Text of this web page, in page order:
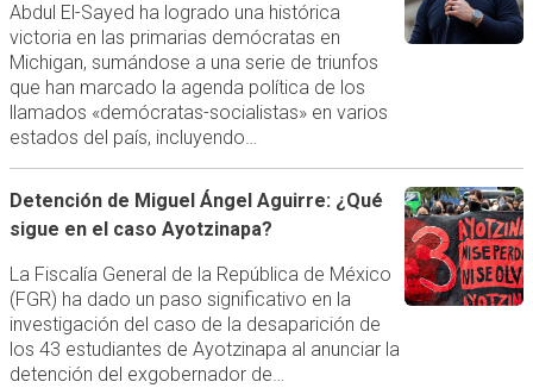
Abdul El-Sayed ha logrado una histórica
victoria en las primarias demócratas en
Michigan, sumándose a una serie de triunfos
que han marcado la agenda política de los
llamados «demócratas-socialistas» en varios
estados del país, incluyendo…
Detención de Miguel Ángel Aguirre: ¿Qué
sigue en el caso Ayotzinapa?
La Fiscalía General de la República de México
(FGR) ha dado un paso significativo en la
investigación del caso de la desaparición de
los 43 estudiantes de Ayotzinapa al anunciar la
detención del exgobernador de…